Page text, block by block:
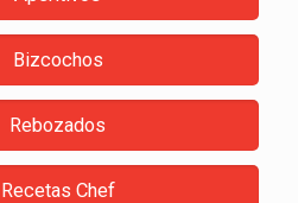
Bizcochos
Rebozados
Recetas Chef